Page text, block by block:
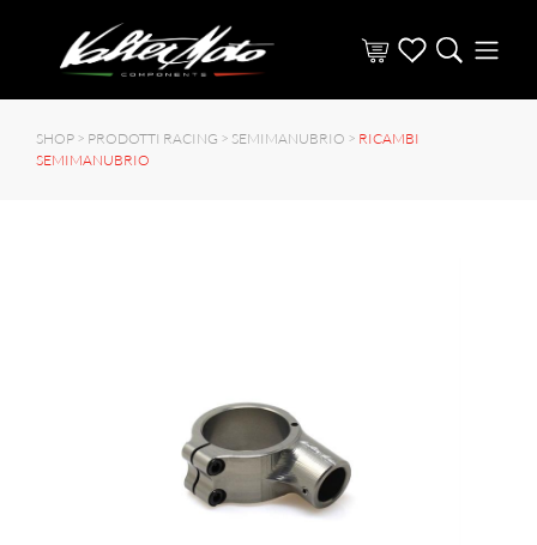
SHOP > PRODOTTI RACING > SEMIMANUBRIO > RICAMBI
SEMIMANUBRIO